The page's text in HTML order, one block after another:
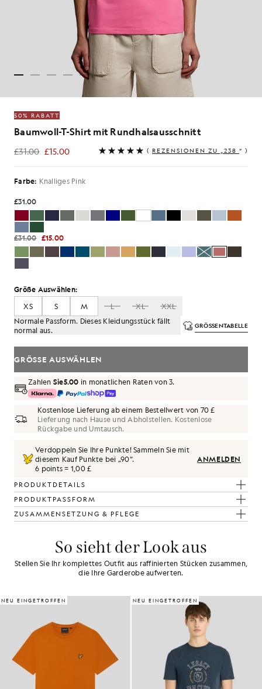
50% RABATT
Baumwoll-T-Shirt mit Rundhalsausschnitt
£31.00 £15.00
£15.00 ( REZENSIONEN ZU „238 “ )
Farbe: Knalliges Pink
£31.00
£31.00 £15.00
Größe Auswählen:
XS
S M L XL
XXL
Normale Passform. Dieses Kleidungsstück fällt
normal aus.
GRÖSSENTABELLE
GRÖSSE AUSWÄHLEN
Zahlen Sie5.00 in monatlichen Raten von 3.
Kostenlose Lieferung ab einem Bestellwert von 70 £
Lieferung nach Hause und Abholstellen. Kostenlose
Rückgabe und Umtausch.
Verdoppeln Sie Ihre Punkte! Sammeln Sie mit
diesem Kauf Punkte bei „90“.
6 points = 1,00 £
ANMELDEN
PRODUKTDETAILS
PRODUKTPASSFORM
ZUSAMMENSETZUNG & PFLEGE
So sieht der Look aus
Stellen Sie Ihr komplettes Outfit aus raffinierten Stücken zusammen,
die Ihre Garderobe aufwerten.
RABATT NEU EINGETROFFEN